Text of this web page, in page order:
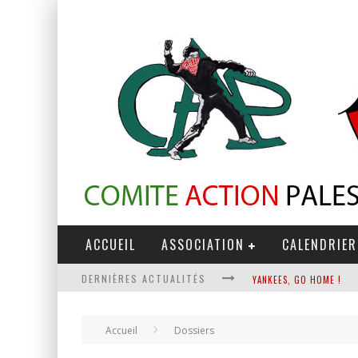
ACCUEIL ASSOCIATION
DERNIÈRES ACTUALITÉS CHANTAGE TERRORISTE
Accueil Dossiers